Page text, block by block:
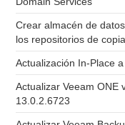
Crear almacén de
los repositorios de
Actualización In-Place
Actualizar Veeam ONE
13.0.2.6723